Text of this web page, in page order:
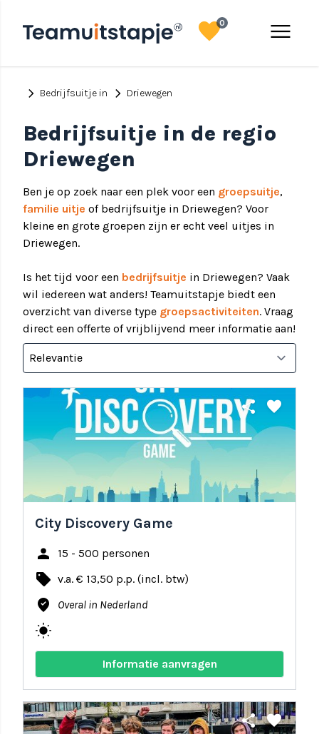
menu
favorite0
chevron_right Bedrijfsuitje in chevron_right Driewegen
Bedrijfsuitje in de regio
Driewegen
Ben je op zoek naar een plek voor een groepsuitje,
familie uitje of bedrijfsuitje in Driewegen? Voor
kleine en grote groepen zijn er echt veel uitjes in
Driewegen.
Is het tijd voor een bedrijfsuitje in Driewegen? Vaak
wil iedereen wat anders! Teamuitstapje biedt een
overzicht van diverse type groepsactiviteiten. Vraag
direct een offerte of vrijblijvend meer informatie aan!
share favorite
City Discovery Game
person 15 - 500 personen
local_offer v.a. € 13,50 p.p. (incl. btw)
where_to_vote Overal in Nederland
wb_sunny
Informatie aanvragen
share favorite